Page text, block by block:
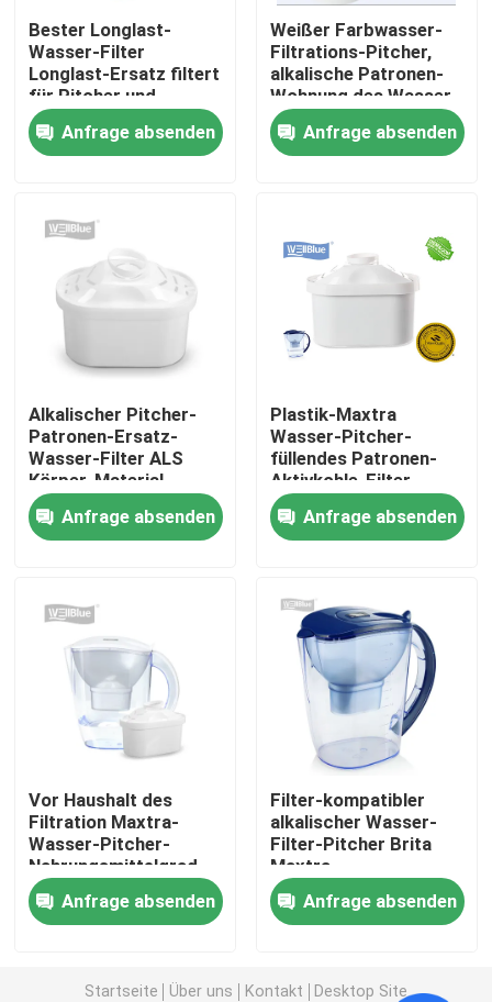
Haus
Produkte
Über uns
Qualitätskontrolle
Treten Sie mit uns in Verbindung
Alkalischer Wasser-Pitcher
Klassischer Wasser-Pitcher
Maxtra-Wasser-Pitcher
Bester Longlast-
Wasser-Filter
Longlast-Ersatz filtert
für Pitcher und
Zufuhren verringert
die freie Führung BPA
Anfrage absenden
Weißer Farbwasser-
Filtrations-Pitcher,
alkalische Patronen-
Wohnung des Wasser-
Pitcher-pp.
Anfrage absenden
Alkalischer Pitcher-
Patronen-Ersatz-
Wasser-Filter ALS
Körper-Material
umweltfreundlich
Anfrage absenden
Plastik-Maxtra
Wasser-Pitcher-
füllendes Patronen-
Aktivkohle-Filter-
Material pp.
Anfrage absenden
Vor Haushalt des
Filtration Maxtra-
Wasser-Pitcher-
Nahrungsmittelgrad-
pp. mit RoHS-
Bescheinigung
Anfrage absenden
Filter-kompatibler
alkalischer Wasser-
Filter-Pitcher Brita
Maxtra
Anfrage absenden
Startseite Über uns Kontakt Desktop Site